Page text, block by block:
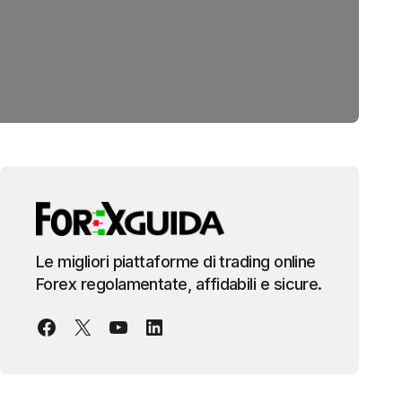
Le migliori piattaforme di trading online
Forex regolamentate, affidabili e sicure.